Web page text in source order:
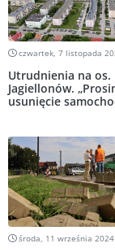
czwartek, 7 listopada
Utrudnienia na os.
Jagiellonów.
usunięcie
środa, 11 września 2024